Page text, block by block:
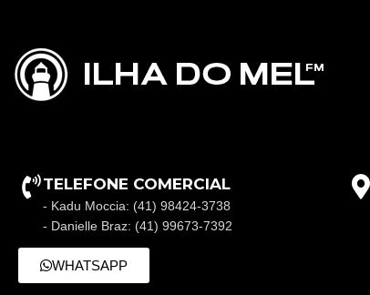
TELEFONE COMERCIAL
- Kadu Moccia: (41) 98424-3738
- Danielle Braz: (41) 99673-7392
WHATSAPP